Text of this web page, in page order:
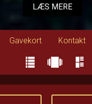
LÆS MERE
Gavekort Kontakt